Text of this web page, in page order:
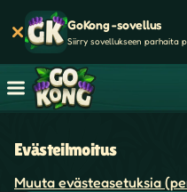
GoKong -sovellus
Siirry sovellukseen parhaita
Evästeilmoitus
Muuta evästeasetuksia